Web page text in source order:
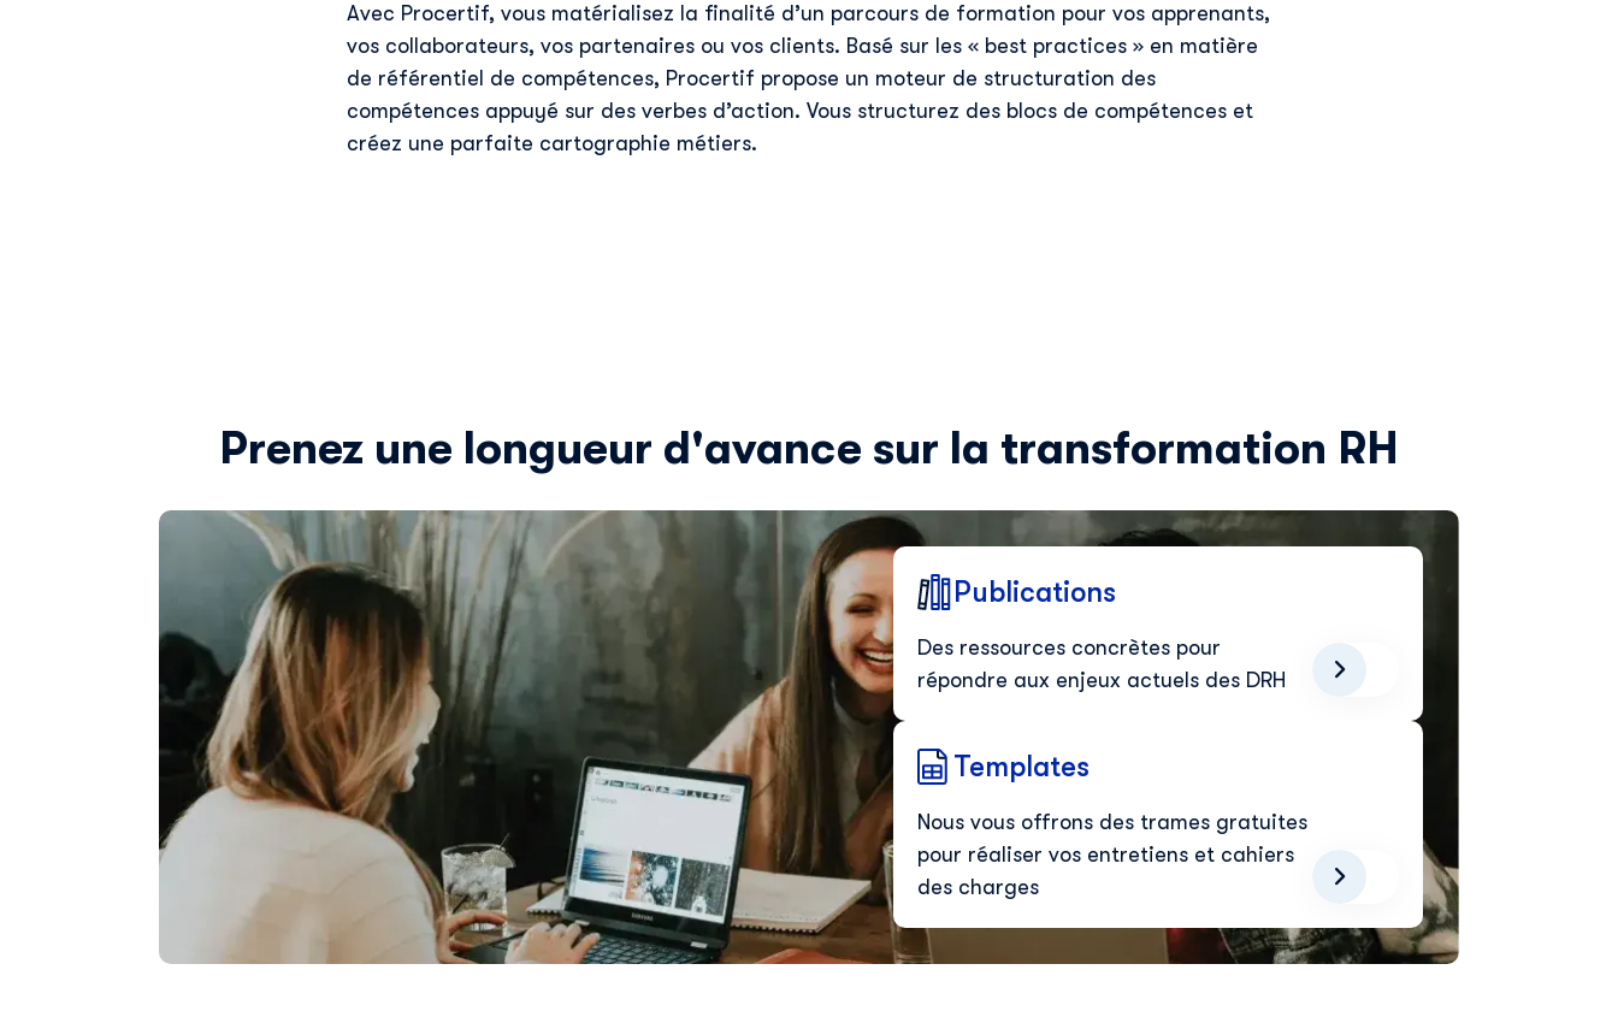
E-mail professionnel*
Téléphone*
Avec Procertif, vous matérialisez la finalité d’un parcours de formation pour vos apprenants,
vos collaborateurs, vos partenaires ou vos clients. Basé sur les « best practices » en matière
de référentiel de compétences, Procertif propose un moteur de structuration des
compétences appuyé sur des verbes d’action. Vous structurez des blocs de compétences et
créez une parfaite cartographie métiers.
Prenez une longueur d'avance sur la transformation RH
Publications
Des ressources concrètes pour
répondre aux enjeux actuels des DRH
Templates
Nous vous offrons des trames gratuites
pour réaliser vos entretiens et cahiers
des charges